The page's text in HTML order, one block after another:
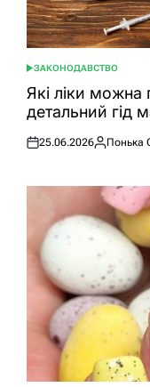
ОПУБЛІКУВАТИ
У
ЗАКОНОДАВСТВО
Які ліки можна
детальний гід
Оприлюднено
25.06.2026 Понька